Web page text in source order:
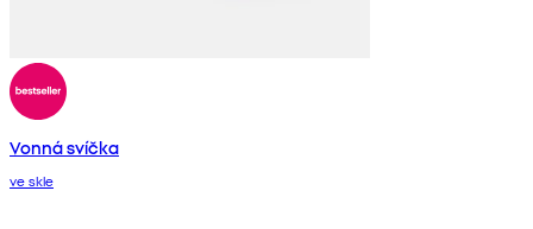
Vonná svíčka
ve skle